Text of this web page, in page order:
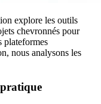
explore les outils
chevronnés pour
plateformes
nous analysons les